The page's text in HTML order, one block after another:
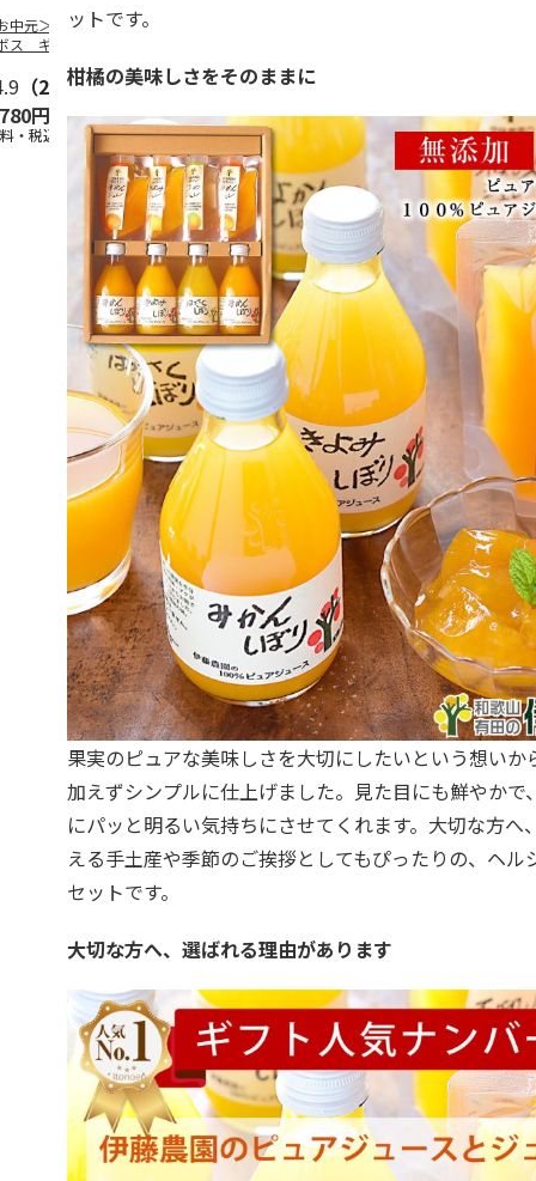
中元＞つぶらな
ス ギフト
（28）
円
・税込)
つぶらなパイン
4.9（29）
3,880円
(送料・税込)
4.7
3,870円
(送料・税込)
2,900円
(送料・税込)
ットです。
柑橘の美味しさをそのままに
果実のピュアな美味しさを大切にしたいという想いか
加えずシンプルに仕上げました。見た目にも鮮やかで
にパッと明るい気持ちにさせてくれます。大切な方へ
える手土産や季節のご挨拶としてもぴったりの、ヘル
セットです。
大切な方へ、選ばれる理由があります